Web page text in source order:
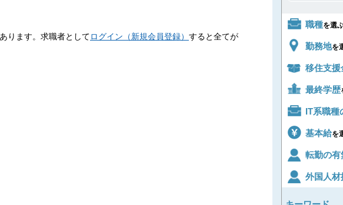
ります。求職者としてログイン（新規会員登録） すると全てが
職種を選
勤務地を
移住支援
最終学歴
IT系職種
基本給を
転勤の有
外国人材